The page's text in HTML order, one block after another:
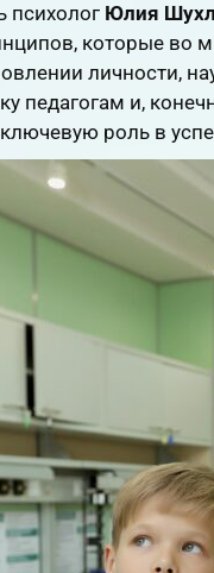
психолог Юлия
которые во
личности,
педагогам и,
роль в